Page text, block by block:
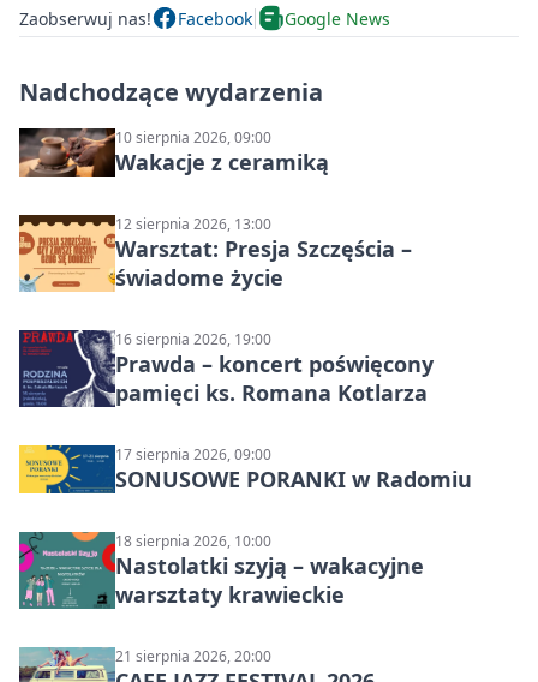
Zaobserwuj nas! Facebook Google News
Nadchodzące wydarzenia
10 sierpnia 2026, 09:00
Wakacje z ceramiką
12 sierpnia 2026, 13:00
Warsztat: Presja Szczęścia –
świadome życie
16 sierpnia 2026, 19:00
Prawda – koncert poświęcony
pamięci ks. Romana Kotlarza
17 sierpnia 2026, 09:00
SONUSOWE PORANKI w Radomiu
18 sierpnia 2026, 10:00
Nastolatki szyją – wakacyjne
warsztaty krawieckie
21 sierpnia 2026, 20:00